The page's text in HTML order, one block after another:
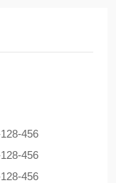
456
456
456